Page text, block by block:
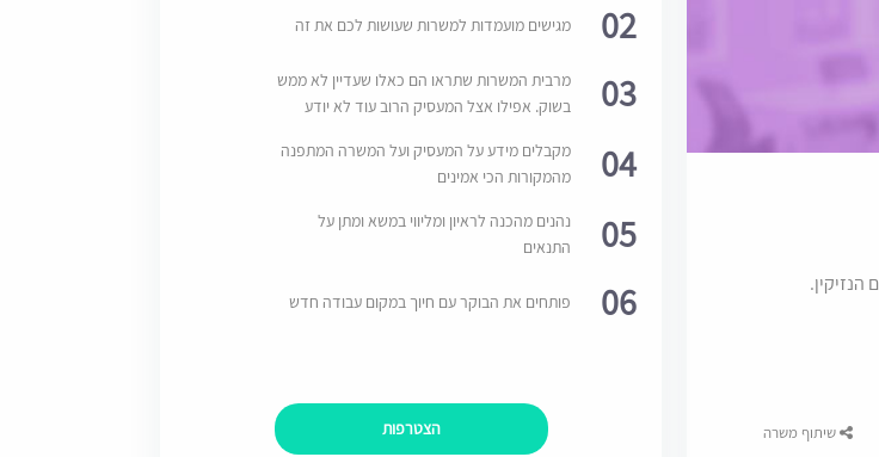
שיתוף משרה
02 מגישים מועמדות למשרות שעושות לכם את זה
03
מרבית המשרות שתראו הם כאלו שעדיין לא ממש
בשוק. אפילו אצל המעסיק הרוב עוד לא יודע
04
מקבלים מידע על המעסיק ועל המשרה המתפנה
מהמקורות הכי אמינים
05
נהנים מהכנה לראיון ומליווי במשא ומתן על
התנאים
06 פותחים את הבוקר עם חיוך במקום עבודה חדש
הצטרפות